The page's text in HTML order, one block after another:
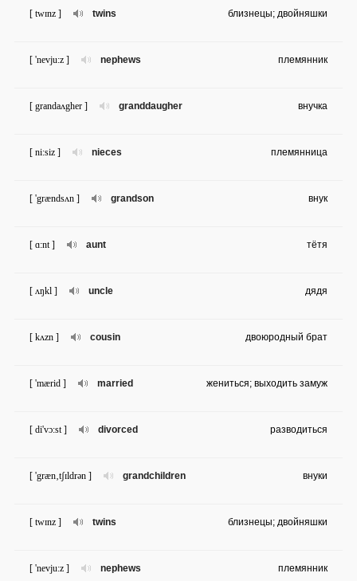
twins
[ twɪnz ] близнецы; двойняшки
nephews
[ 'nevju:z ] племянник
granddaugher
[ grandaʌgher ] внучка
nieces
[ ni:siz ] племянница
grandson
[ 'grændsʌn ] внук
aunt
[ ɑ:nt ] тётя
uncle
[ ʌŋkl ] дядя
cousin
[ kʌzn ] двоюродный брат
married
[ 'mærid ] жениться; выходить замуж
divorced
[ di'vɔ:st ] разводиться
grandchildren
[ 'græn‚tʃɪldrən ] внуки
twins
[ twɪnz ] близнецы; двойняшки
nephews
[ 'nevju:z ] племянник